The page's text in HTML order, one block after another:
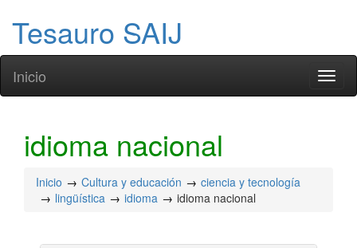
Tesauro SAIJ
Inicio
idioma nacional
Inicio Cultura y educación
ciencia y tecnología
lingüística
idioma idioma nacional